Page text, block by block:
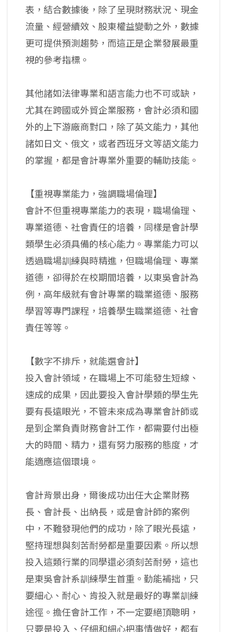
表，結合數據後，除了呈現財務狀況、現金
流量、經營續效、股東權益變動之外，數據
更可提供預測趨勢，而這正是企業發展最重
視的參考指標。
其他諸如法律專業和語言能力也不可或缺，
尤其在跨國或外貿企業服務，會計必須和國
外的上下游廠商對口，除了英文能力，其他
諸如日文、俄文，或者西班牙文等語文能力
的掌握，都是會計專業外重要的輔助技能。
【重視專業能力，強調職場倫理】
會計不但重視專業能力的表現，職場倫理、
專業道德、社會責任的培養，同樣是會計學
類學生必須具備的核心能力。專業能力可以
透過職場訓練與時精進，但職場倫理、專業
道德，卻得於在校期間培養，以東吳會計為
例，高年級就有會計專業的職業道德、服務
學習等專門課程，培養學生職業道德、社會
責任等等。
【數字不排斥，就能選會計】
投入會計領域，在職場上不可能發生短線、
速成的成果，因此要投入會計學類的學生先
要有長遠眼光，不管未來成為專業會計師或
是到企業負責財務會計工作，都需要付出極
大的時間、精力，還有努力服務的態度，才
能適應這個環境。
會計背景出身，爾後成功出任大企業財務
長、會計長、出納長，或是會計師的案例
中，不難發現他們的成功，除了眼光長遠，
堅持理想與刻苦耐勞都是重要因素。所以想
投入這類行業的同學還必須刻苦耐勞，這也
是東吳會計系訓練學生首重。勤能補拙，只
要細心、耐心、肯投入就是最好的專業訓練
途徑。擔任會計工作，不一定要絕頂聰明，
只要是投入、仔細和細心把事情做好，都有